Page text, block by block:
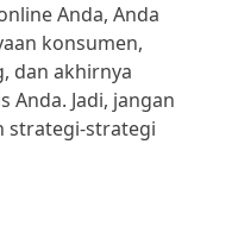
Anda, Anda
konsumen,
dan akhirnya
Anda. Jadi, jangan
strategi-strategi